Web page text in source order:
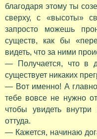
благодаря этому ты
сверху, с «высоты»
запросто можешь
существ, как бы
видеть, что за ними
— Получается, что в
существует никаких
— Вот именно! А
тебе вовсе не нужно
чтобы увидеть
оттуда.
— Кажется, начинаю